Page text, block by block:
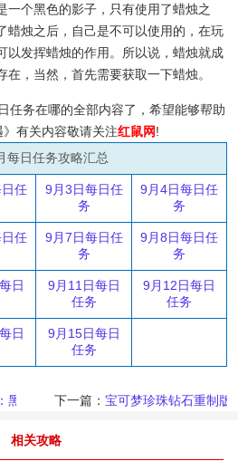
一个黑色的影子，只有使用了蜡烛之
蜡烛之后，自己是不可以使用的，在玩
以发挥蜡烛的作用。所以说，蜡烛就成
，当然，首先需要获取一下蜡烛。
任务在哪的全部内容了，希望能够帮助
有关内容敬请关注红鼠网!
每日任务攻略汇总
任
9月3日每日任
务
9月4日每日任
务
任
9月7日每日任
务
9月8日每日任
务
日
9月11日每日
任务
9月12日每日
任务
日
9月15日每日
任务
鸦 下一篇：宝可梦珍珠钻石重制版
相关攻略